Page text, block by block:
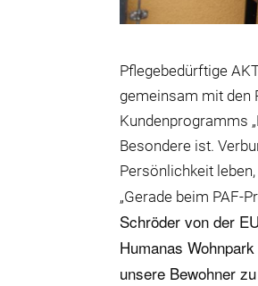
Pflegebedürftige
gemeinsam mit den
Kundenprogramms
Besondere ist.
Persönlichkeit
„Gerade beim PAF-
Schröder von der
Humanas
unsere Bewohner